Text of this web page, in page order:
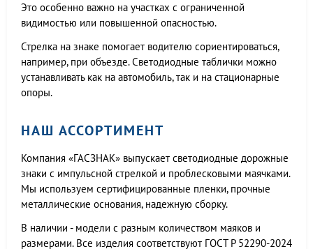
Это особенно важно на участках с ограниченной
видимостью или повышенной опасностью.
Стрелка на знаке помогает водителю сориентироваться,
например, при объезде. Светодиодные таблички можно
устанавливать как на автомобиль, так и на стационарные
опоры.
НАШ АССОРТИМЕНТ
Компания «ГАСЗНАК» выпускает светодиодные дорожные
знаки с импульсной стрелкой и проблесковыми маячками.
Мы используем сертифицированные пленки, прочные
металлические основания, надежную сборку.
В наличии - модели с разным количеством маяков и
размерами. Все изделия соответствуют ГОСТ Р 52290-2024